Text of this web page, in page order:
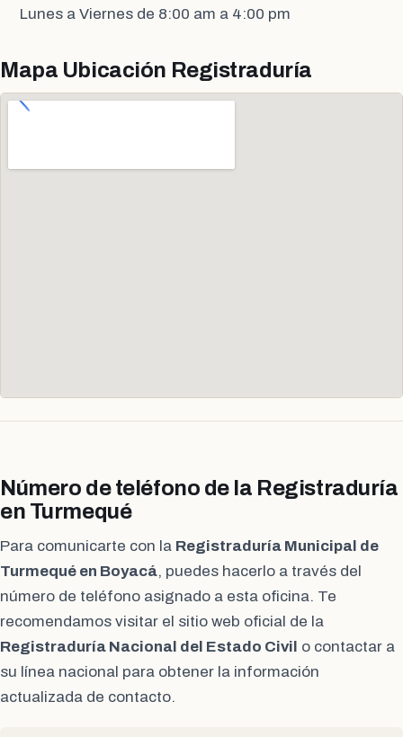
Lunes a Viernes de 8:00 am a 4:00 pm
Mapa Ubicación Registraduría
Número de teléfono de la Registraduría
en Turmequé
Para comunicarte con la Registraduría Municipal de
Turmequé en Boyacá, puedes hacerlo a través del
número de teléfono asignado a esta oficina. Te
recomendamos visitar el sitio web oficial de la
Registraduría Nacional del Estado Civil o contactar a
su línea nacional para obtener la información
actualizada de contacto.